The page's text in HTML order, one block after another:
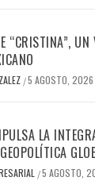
“CRISTINA”,
/5 AGOSTO, 2026
LA
/5 AGOSTO,